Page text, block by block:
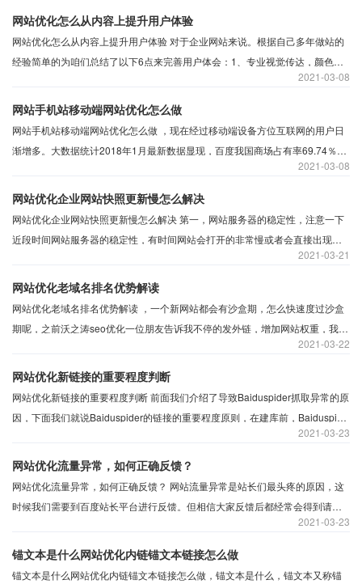
03-08
2021
网站优化怎么从内容上提升用户体验
网站优化怎么从内容上提升用户体验 对于企业网站来说。根据自己多年做站的
经验简单的为咱们总结了以下6点来完善用户体会：1、专业视觉传达，颜色的
选取，比方防止昏暗，懊丧的色系，简练的界面。专业易识别回忆的logo或标
志，夺目的促销信息等等。
03-08
2021
网站手机站移动端网站优化怎么做
网站手机站移动端网站优化怎么做 ，现在经过移动端设备方位互联网的用户日
渐增多。大数据统计2018年1月最新数据显现，百度我国商场占有率69.74％。
03-21
2021
网站优化企业网站快照更新慢怎么解决
网站优化企业网站快照更新慢怎么解决 第一，网站服务器的稳定性，注意一下
近段时间网站服务器的稳定性，有时间网站会打开的非常慢或者会直接出现无
法访问的情况。这点会造成网站快照更新的慢或者不更新的，所以大家以后在
选择服务器的时候一定要注意，虽然什么都不是完美的，都会出现小意外，但
03-22
2021
网站优化老域名排名优势解读
网站优化老域名排名优势解读 ，一个新网站都会有沙盒期，怎么快速度过沙盒
期呢，之前沃之涛seo优化一位朋友告诉我不停的发外链，增加网站权重，我立
马回他这个不好使，快速度过沙盒期可以使用老域名，老域名建站对seo网站优
化的好处很多，当然前提是你要选对。
03-23
2021
网站优化新链接的重要程度判断
网站优化新链接的重要程度判断 前面我们介绍了导致Baiduspider抓取异常的原
因，下面我们就说Baiduspider的链接的重要程度原则，在建库前，Baiduspide
会访问的页面的内容与链接进行初步分析，分析内容是要分析此站点是否需要
建索引库，分析链接是要分析发现更多的页面，以对发现更多的压面进行一一
03-23
2021
网站优化流量异常，如何正确反馈？
网站优化流量异常，如何正确反馈？ 网站流量异常是站长们最头疼的原因，这
时候我们需要到百度站长平台进行反馈。但相信大家反馈后都经常会得到请详
细描述您的问题的回复，那到底怎样才能对问题描述清楚呢，百度学院里面的
值班人员曾给出这样的回答，我们来学习一下：
锚文本是什么网站优化内链锚文本链接怎么做
锚文本是什么网站优化内链锚文本链接怎么做，锚文本是什么，锚文本又称锚